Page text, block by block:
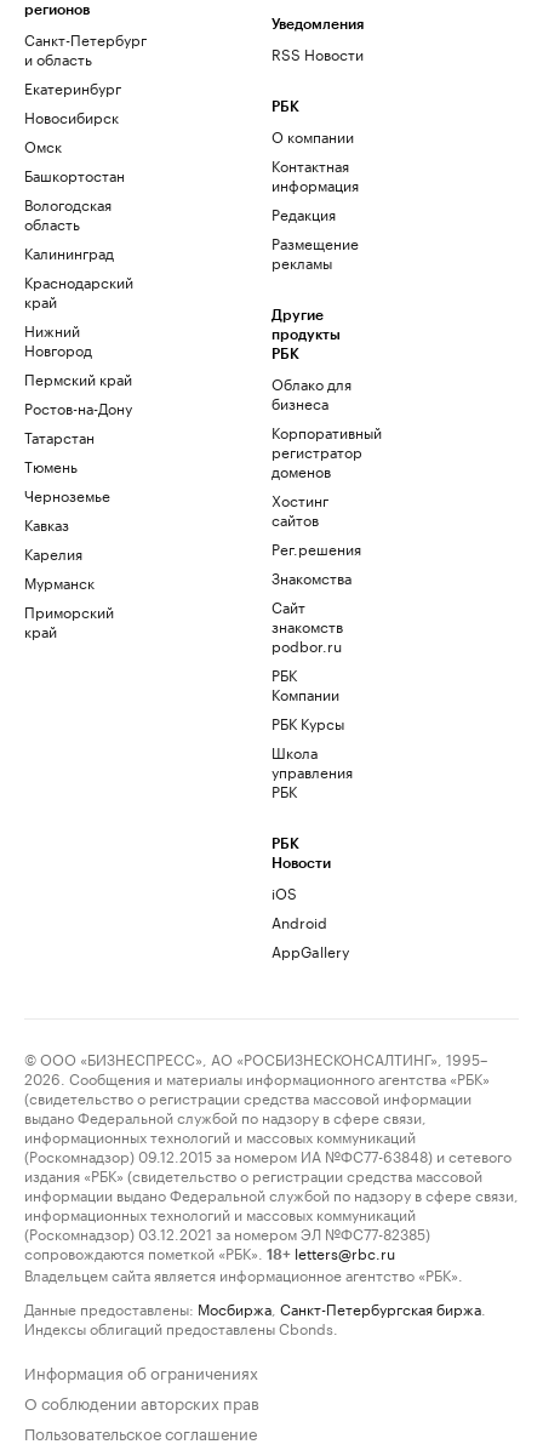
регионов
Санкт-Петербург
и область
Екатеринбург
Новосибирск
Омск
Башкортостан
Вологодская
область
Калининград
Краснодарский
край
Нижний
Новгород
Пермский край
Ростов-на-Дону
Татарстан
Тюмень
Черноземье
Кавказ
Карелия
Мурманск
Приморский
край
Уведомления
RSS Новости
РБК
О компании
Контактная
информация
Редакция
Размещение
рекламы
Другие
продукты
РБК
Облако для
бизнеса
Корпоративный
регистратор
доменов
Хостинг
сайтов
Рег.решения
Знакомства
Сайт
знакомств
podbor.ru
РБК
Компании
РБК Курсы
Школа
управления
РБК
РБК
Новости
iOS
Android
AppGallery
© ООО «БИЗНЕСПРЕСС», АО «РОСБИЗНЕСКОНСАЛТИНГ», 1995–
2026. Сообщения и материалы информационного агентства «РБК»
(свидетельство о регистрации средства массовой информации
выдано Федеральной службой по надзору в сфере связи,
информационных технологий и массовых коммуникаций
(Роскомнадзор) 09.12.2015 за номером ИА №ФС77-63848) и сетевого
издания «РБК» (свидетельство о регистрации средства массовой
информации выдано Федеральной службой по надзору в сфере связи,
информационных технологий и массовых коммуникаций
(Роскомнадзор) 03.12.2021 за номером ЭЛ №ФС77-82385)
сопровождаются пометкой «РБК».
18+ letters@rbc.ru
Владельцем сайта является информационное агентство «РБК».
Данные предоставлены: Мосбиржа Санкт-Петербургская биржа
Индексы облигаций предоставлены Cbonds.
Информация об ограничениях
О соблюдении авторских прав
Пользовательское соглашение